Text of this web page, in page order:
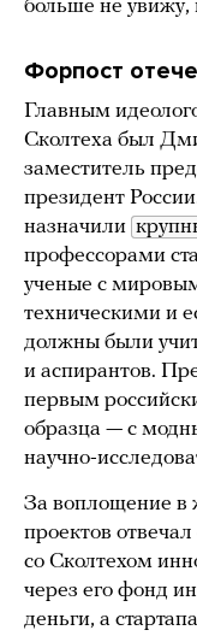
больше не увижу,
Форпост
Главным
Сколтеха был
заместитель
президент
назначили
профессорами
ученые с
техническими и
должны были
и аспирантов.
первым
образца — с
научно-
За воплощение в
проектов
со Сколтехом
через его фонд
деньги, а